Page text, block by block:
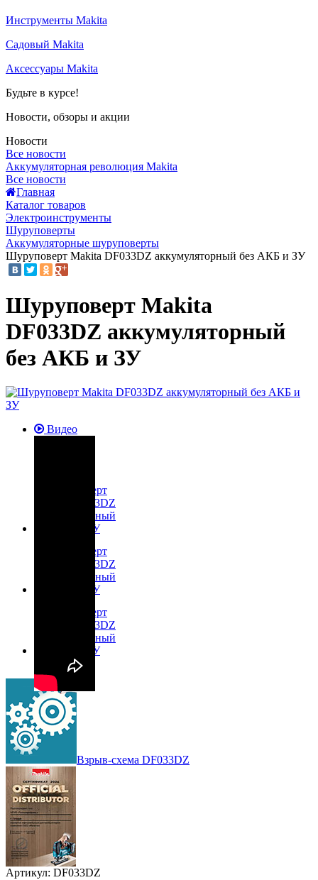
Инструменты Makita
Садовый Makita
Аксессуары Makita
Будьте в курсе!
Новости, обзоры и акции
Новости
Все новости
Аккумуляторная революция Makita
Все новости
Главная
Каталог товаров
Электроинструменты
Шуруповерты
Аккумуляторные шуруповерты
Шуруповерт Makita DF033DZ аккумуляторный без АКБ и ЗУ
Шуруповерт Makita
DF033DZ аккумуляторный
без АКБ и ЗУ
Видео
Взрыв-схема DF033DZ
Артикул: DF033DZ